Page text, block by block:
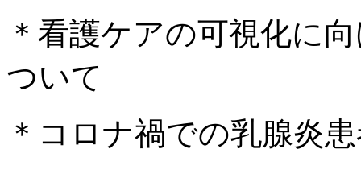
＊看護ケアの可視化に
ついて
＊コロナ禍での乳腺炎